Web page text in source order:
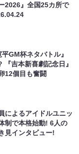
2026』全国25カ所で
GM杯ネタバトル』
吉本新喜劇記念日』
12個目も奮闘
によるアイドルユニッ
制で本格始動! 6人の
見インタビュー!